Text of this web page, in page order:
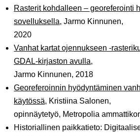
Rasterit kohdalleen – georeferointi
sovelluksella, Jarmo Kinnunen,
2020
Vanhat kartat ojennukseen -
GDAL-kirjaston avulla,
Jarmo Kinnunen, 2018
Georeferoinnin hyödyntäminen
käytössä, Kristiina Salonen,
opinnäytetyö, Metropolia
Historiallinen paikkatieto: